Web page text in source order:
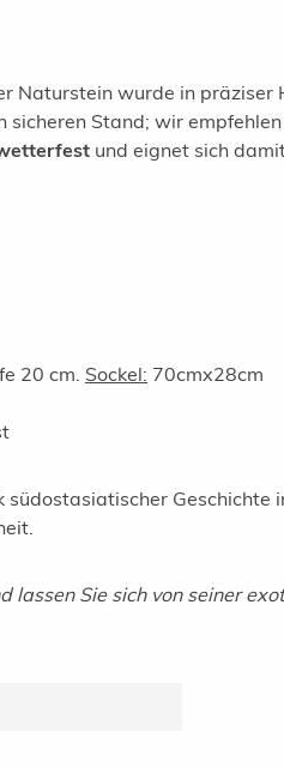
Naturstein wurde in
Stand; wir
und eignet sich
20 cm. Sockel: 70cmx28cm
südostasiatischer Geschichte
Sie sich von seiner